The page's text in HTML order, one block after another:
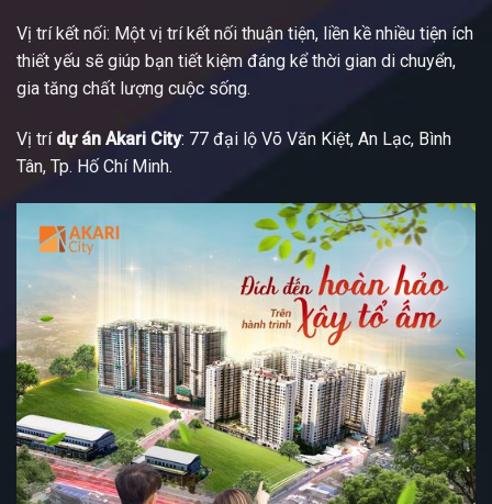
Vị trí kết nối: Một vị trí kết nối thuận tiện, liền kề nhiều tiện ích
thiết yếu sẽ giúp bạn tiết kiệm đáng kể thời gian di chuyển,
gia tăng chất lượng cuộc sống.
Vị trí dự án Akari City: 77 đại lộ Võ Văn Kiệt, An Lạc, Bình
Tân, Tp. Hố Chí Minh.